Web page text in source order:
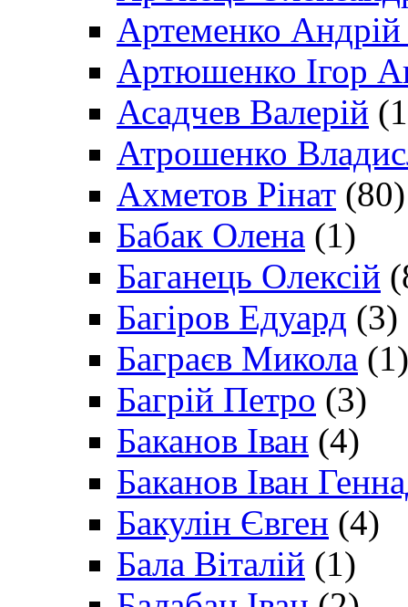
Артеменко Андрій
Артюшенко Ігор
Асадчев Валерій
Атрошенко
Ахметов Рінат (80)
Бабак Олена (1)
Баганець Олексій
Багіров Едуард (3)
Баграєв Микола (1)
Багрій Петро (3)
Баканов Іван (4)
Баканов Іван
Бакулін Євген (4)
Бала Віталій (1)